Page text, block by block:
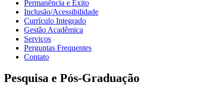
Permanência e Êxito
Inclusão/Acessibilidade
Currículo Integrado
Gestão Acadêmica
Serviços
Perguntas Frequentes
Contato
Pesquisa e Pós-Graduação